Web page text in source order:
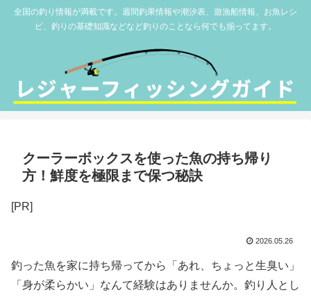
全国の釣り情報が満載です。週間釣果情報や潮汐表、遊漁船情報、お魚レシ
ピ、釣りの基礎知識などなど釣りのことなら何でも揃ってます。
クーラーボックスを使った魚の持ち帰り
方！鮮度を極限まで保つ秘訣
[PR]
2026.05.26
釣った魚を家に持ち帰ってから「あれ、ちょっと生臭い」
「身が柔らかい」なんて経験はありませんか。釣り人とし